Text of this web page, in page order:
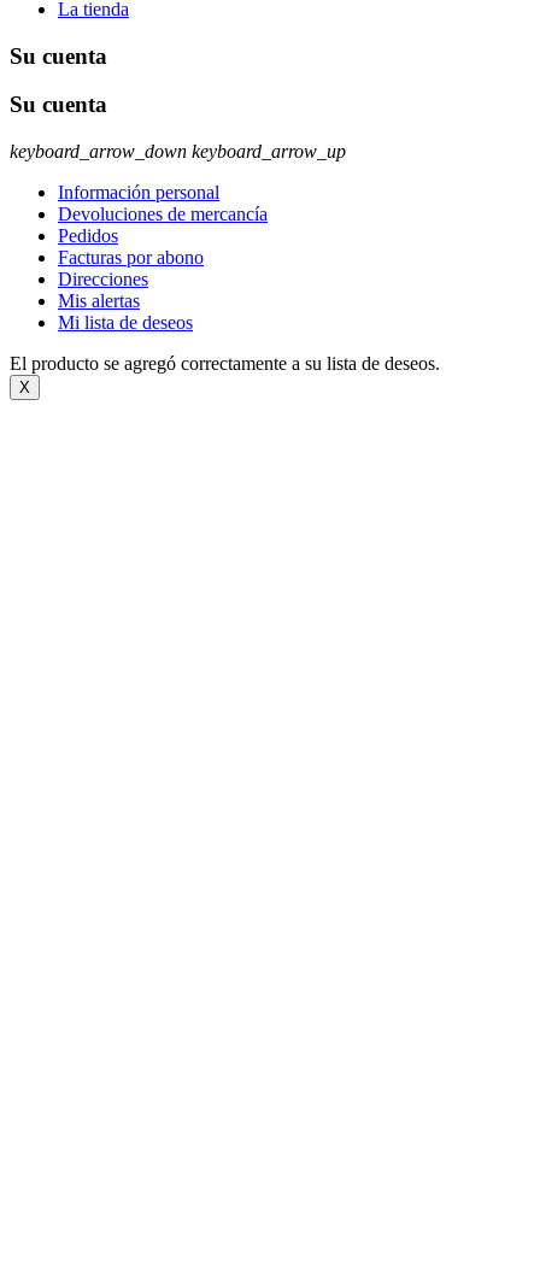
La tienda
Su cuenta
Su cuenta
keyboard_arrow_down keyboard_arrow_up
Información personal
Devoluciones de mercancía
Pedidos
Facturas por abono
Direcciones
Mis alertas
Mi lista de deseos
El producto se agregó correctamente a su lista de deseos.
X